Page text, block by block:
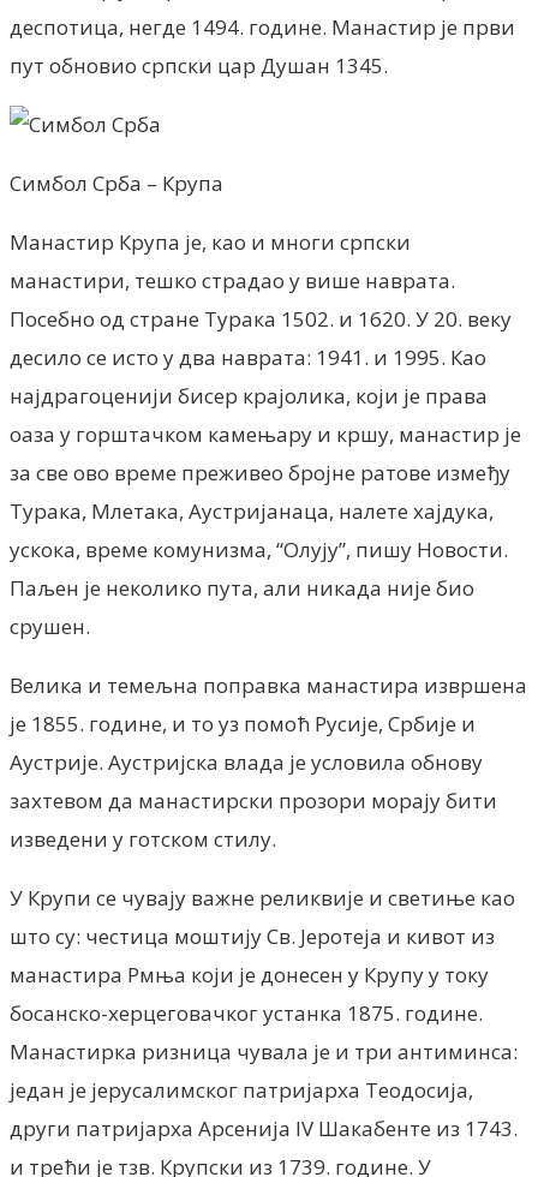
деспотица, негде 1494. године. Манастир је први
пут обновио српски цар Душан 1345.
Симбол Срба – Крупа
Манастир Крупа је, као и многи српски
манастири, тешко страдао у више наврата.
Посебно од стране Турака 1502. и 1620. У 20. веку
десило се исто у два наврата: 1941. и 1995. Као
најдрагоценији бисер крајолика, који је права
оаза у горштачком камењару и кршу, манастир је
за све ово време преживео бројне ратове између
Турака, Млетака, Аустријанаца, налете хајдука,
ускока, време комунизма, “Олују”, пишу Новости.
Паљен је неколико пута, али никада није био
срушен.
Велика и темељна поправка манастира извршена
је 1855. године, и то уз помоћ Русије, Србије и
Аустрије. Аустријска влада је условила обнову
захтевом да манастирски прозори морају бити
изведени у готском стилу.
У Крупи се чувају важне реликвије и светиње као
што су: честица моштију Св. Јеротеја и кивот из
манастира Рмња који је донесен у Крупу у току
босанско-херцеговачког устанка 1875. године.
Манастирка ризница чувала је и три антиминса:
један је јерусалимског патријарха Теодосија,
други патријарха Арсенија IV Шакабенте из 1743.
и трећи је тзв. Крупски из 1739. године. У